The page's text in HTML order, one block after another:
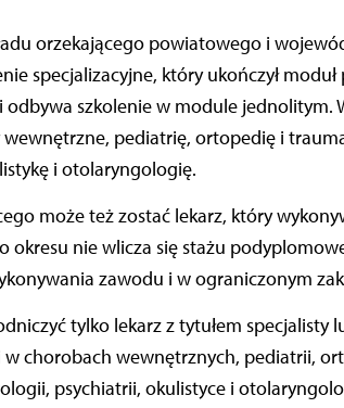
specjalizacyjne, który ukończył
odbywa szkolenie w module jednolitym.
pediatrię, ortopedię i
i otolaryngologię.
może też zostać lekarz, który
okresu nie wlicza się stażu
zawodu i w ograniczonym
tylko lekarz z tytułem specjalisty
w chorobach wewnętrznych, pediatrii,
psychiatrii, okulistyce i